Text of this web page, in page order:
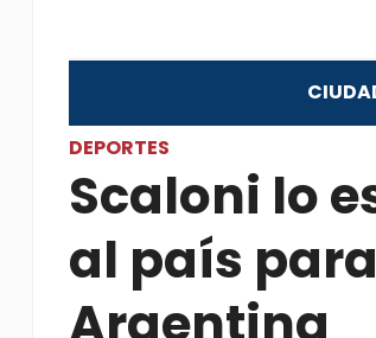
DEPORTES
Scaloni lo
al país